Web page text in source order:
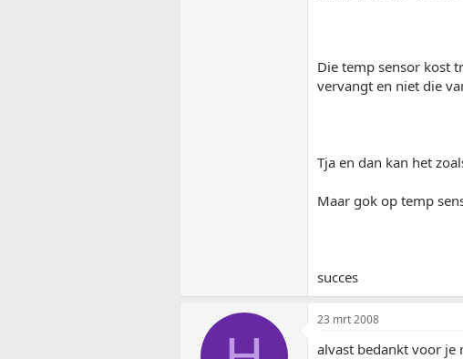
Die temp sensor kost
vervangt en niet die
Tja en dan kan het
Maar gok op temp
succes
23 mrt 2008
alvast bedankt voor je